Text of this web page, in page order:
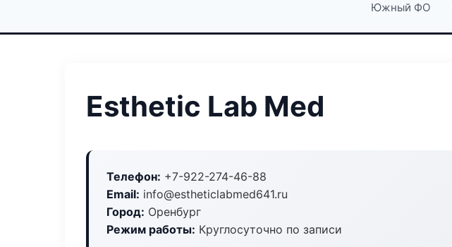
Южный ФО
Esthetic Lab Med
Телефон: +7-922-274-46-88
Email: info@estheticlabmed641.ru
Город: Оренбург
Режим работы: Круглосуточно по записи